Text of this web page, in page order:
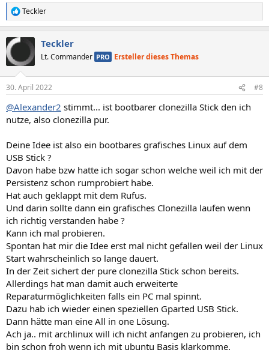
R
e
k
t
i
e
:
Teckler
Teckler
Lt. Commander PRO Ersteller dieses Themas
30. April 2022 #8
@Alexander2 stimmt... ist bootbarer clonezilla Stick den ich
nutze, also clonezilla pur.
Deine Idee ist also ein bootbares grafisches Linux auf dem
USB Stick ?
Davon habe bzw hatte ich sogar schon welche weil ich mit der
Persistenz schon rumprobiert habe.
Hat auch geklappt mit dem Rufus.
Und darin sollte dann ein grafisches Clonezilla laufen wenn
ich richtig verstanden habe ?
Kann ich mal probieren.
Spontan hat mir die Idee erst mal nicht gefallen weil der Linux
Start wahrscheinlich so lange dauert.
In der Zeit sichert der pure clonezilla Stick schon bereits.
Allerdings hat man damit auch erweiterte
Reparaturmöglichkeiten falls ein PC mal spinnt.
Dazu hab ich wieder einen speziellen Gparted USB Stick.
Dann hätte man eine All in one Lösung.
Ach ja.. mit archlinux will ich nicht anfangen zu probieren, ich
bin schon froh wenn ich mit ubuntu Basis klarkomme.